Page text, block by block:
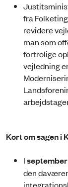
fra
revidere
man som
fortrolige
vejledning
Kort om sagen i
I
den